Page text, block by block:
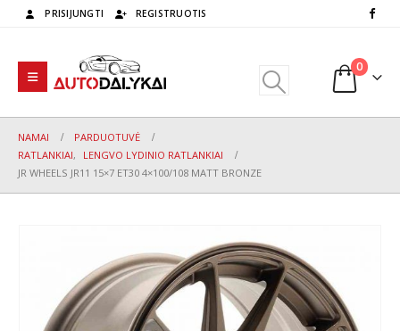
PRISIJUNGTI REGISTRUOTIS
0
NAMAI
PARDUOTUVĖ
RATLANKIAI,
LENGVO LYDINIO RATLANKIAI
JR WHEELS JR11 15×7 ET30 4×100/108 MATT BRONZE